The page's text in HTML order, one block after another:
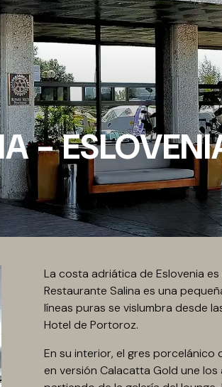
-
La costa adriática de Eslovenia
Restaurante Salina es una
líneas puras se vislumbra desde
Hotel de Portoroz.
En su interior, el gres porcelánico
en versión Calacatta Gold une